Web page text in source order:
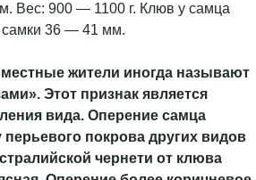
Вес: 900 — 1100 г. Клюв у самца
36 — 41 мм.
местные жители иногда называют
Этот признак является
вида. Оперение самца
перьевого покрова других видов
чернети от клюва